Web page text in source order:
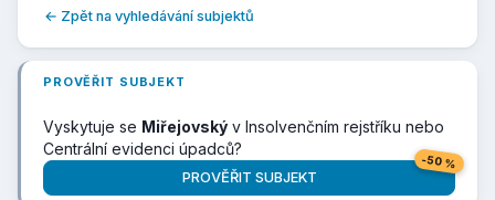
← Zpět na vyhledávání subjektů
PROVĚŘIT SUBJEKT
Vyskytuje se Miřejovský v Insolvenčním rejstříku nebo
Centrální evidenci úpadců?
PROVĚŘIT SUBJEKT
-50 %